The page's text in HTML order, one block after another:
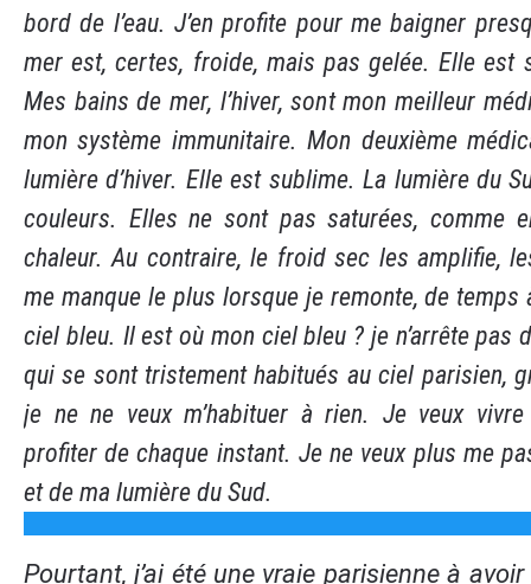
bord de l’eau. J’en profite pour me baigner
mer est, certes, froide, mais pas gelée. Elle est
Mes bains de mer, l’hiver, sont mon meilleur
mon système immunitaire. Mon deuxième
lumière d’hiver. Elle est sublime. La lumière du
couleurs. Elles ne sont pas saturées, comme
chaleur. Au contraire, le froid sec les amplifie,
me manque le plus lorsque je remonte, de temps
ciel bleu. Il est où mon ciel bleu ? je n’arrête pas
qui se sont tristement habitués au ciel parisien,
je ne ne veux m’habituer à rien. Je veux
profiter de chaque instant. Je ne veux plus me
et de ma lumière du Sud.
Pourtant, j’ai été une vraie parisienne à